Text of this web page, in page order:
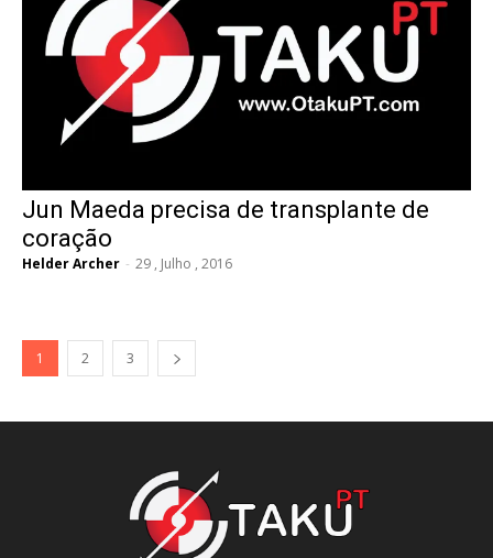
Jun Maeda precisa de transplante de
coração
Helder Archer - 29 , Julho , 2016
1 2 3